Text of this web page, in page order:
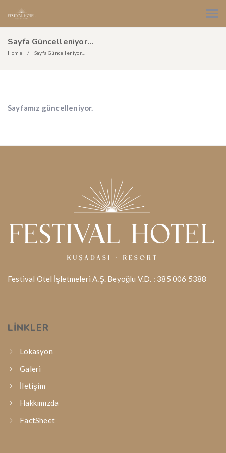
Sayfa Güncelleniyor…
Home Sayfa Güncelleniyor…
Sayfamız güncelleniyor.
Festival Otel İşletmeleri A.Ş. Beyoğlu V.D. : 385 006 5388
LINKLER
Lokasyon
Galeri
İletişim
Hakkımızda
FactSheet